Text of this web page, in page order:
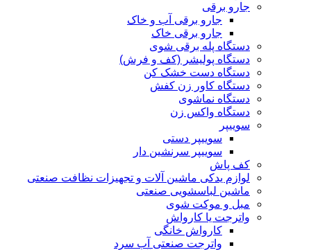
جارو برقی
جارو برقی آب و خاک
جارو برقی خاک
دستگاه پله برقی شوی
دستگاه پولیشر (کف و فرش)
دستگاه دست خشک کن
دستگاه کاور زن کفش
دستگاه نماشوی
دستگاه واکس زن
سوییپر
سوییپر دستی
سوییپر سرنشین دار
کف پاش
لوازم یدکی ماشین آلات و تجهیزات نظافت صنعتی
ماشین لباسشویی صنعتی
مبل و موکت شوی
واترجت یا کارواش
کارواش خانگی
واترجت صنعتی آب سرد